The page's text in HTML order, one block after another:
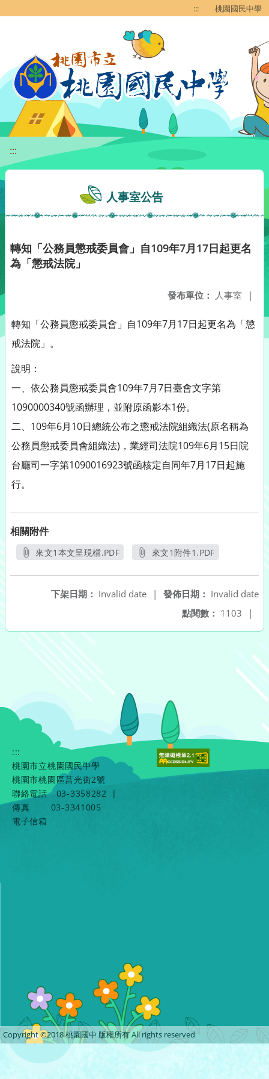
::: 桃園國民中學
:::
人事室公告
轉知「公務員懲戒委員會」自109年7月17日起更名
為「懲戒法院」
發布單位： 人事室 |
轉知「公務員懲戒委員會」自109年7月17日起更名為「懲
戒法院」。
說明：
一、依公務員懲戒委員會109年7月7日臺會文字第
1090000340號函辦理，並附原函影本1份。
二、109年6月10日總統公布之懲戒法院組織法(原名稱為
公務員懲戒委員會組織法)，業經司法院109年6月15日院
台廳司一字第1090016923號函核定自同年7月17日起施
行。
相關附件
來文1本文呈現檔.PDF
來文1附件1.PDF
發佈日期： Invalid date
下架日期： Invalid date
|
點閱數： 1103 |
:::
桃園市立桃園國民中學
桃園市桃園區莒光街2號
聯絡電話
03-3358282
|
傳真
03-3341005
電子信箱
Copyright ©2018 桃園國中 版權所有 All rights reserved